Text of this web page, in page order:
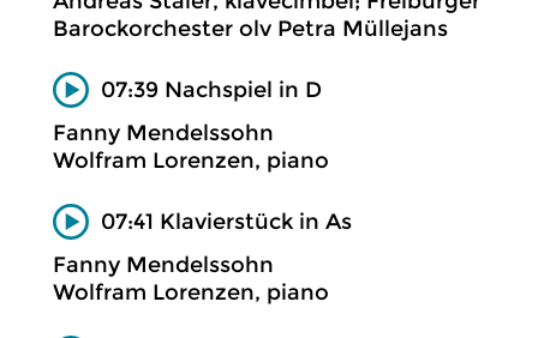
Barockorchester olv Petra Müllejans
07:39 Nachspiel in D
Fanny Mendelssohn
Wolfram Lorenzen, piano
07:41 Klavierstück in As
Fanny Mendelssohn
Wolfram Lorenzen, piano